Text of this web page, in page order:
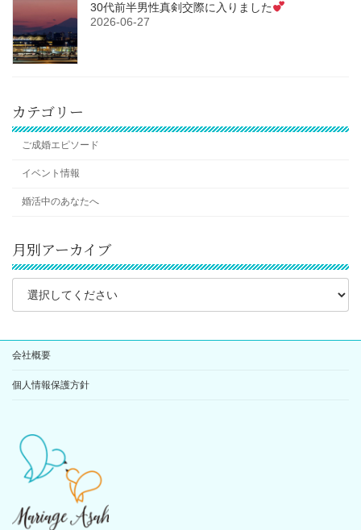
30代前半男性真剣交際に入りました
2026-06-27
カテゴリー
ご成婚エピソード
イベント情報
婚活中のあなたへ
月別アーカイブ
会社概要
個人情報保護方針